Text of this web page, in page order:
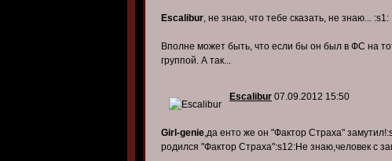
Escalibur, не знаю, что тебе сказать, не знаю... :s1:
Вполне может быть, что если бы он был в ФС на
группой. А так...
Escalibur 07.09.2012 15:50
Girl-genie,да енто же он "Фактор Страха"
родился "Фактор Страха":s12:Не знаю,человек с